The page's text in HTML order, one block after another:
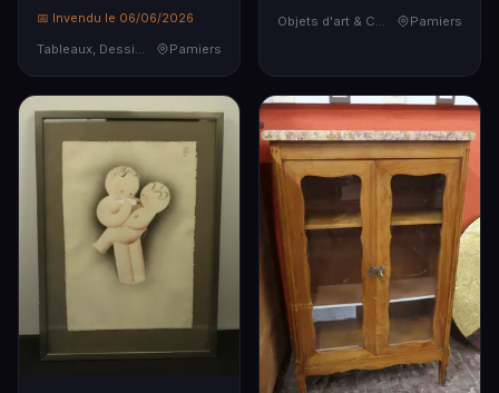
📅 Invendu le 06/06/2026
Pamiers
Objets d'art & Curiosités
Pamiers